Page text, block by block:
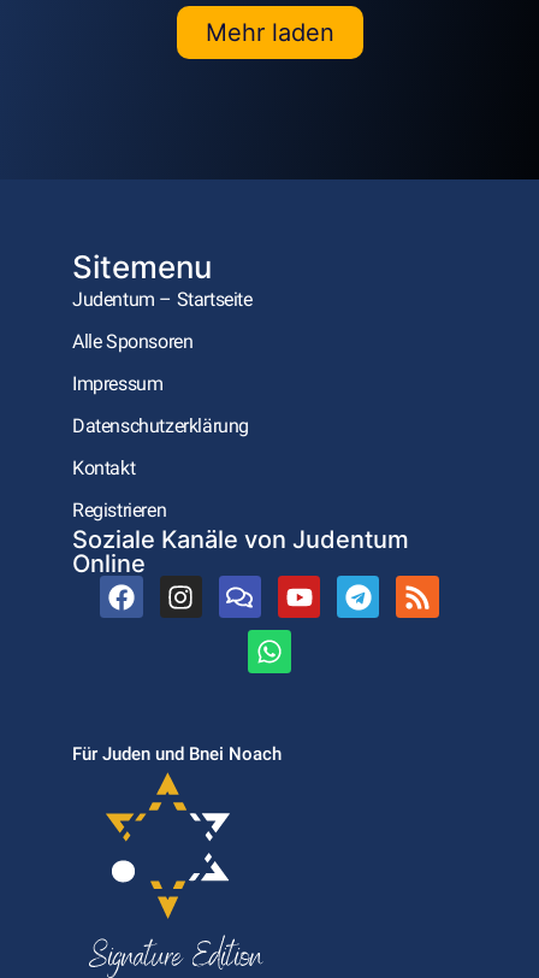
Mehr laden
Sitemenu
Judentum – Startseite
Alle Sponsoren
Impressum
Datenschutzerklärung
Kontakt
Registrieren
Soziale Kanäle von Judentum
Online
Für Juden und Bnei Noach